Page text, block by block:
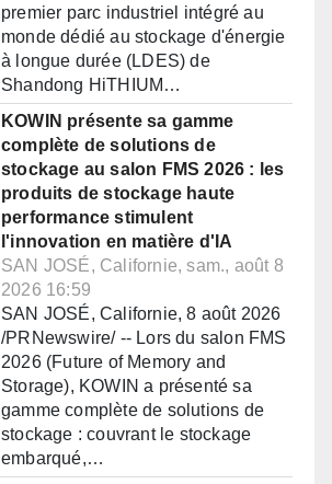
premier parc industriel intégré au
monde dédié au stockage d'énergie
à longue durée (LDES) de
Shandong HiTHIUM…
KOWIN présente sa gamme
complète de solutions de
stockage au salon FMS 2026 : les
produits de stockage haute
performance stimulent
l'innovation en matière d'IA
SAN JOSÉ, Californie, sam., août 8
2026 16:59
SAN JOSÉ, Californie, 8 août 2026
/PRNewswire/ -- Lors du salon FMS
2026 (Future of Memory and
Storage), KOWIN a présenté sa
gamme complète de solutions de
stockage : couvrant le stockage
embarqué,…